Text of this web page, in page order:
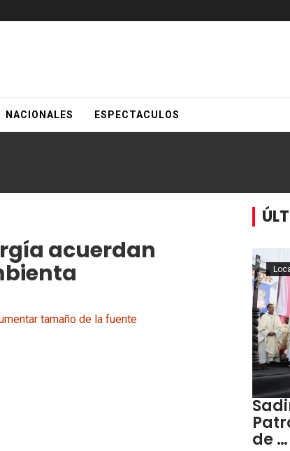
NACIONALES ESPECTACULOS
acuerdan
tamaño de la fuente
de …